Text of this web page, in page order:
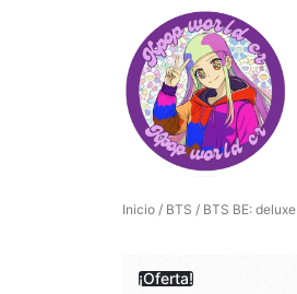
Inicio / BTS / BTS BE: deluxe
¡Oferta!